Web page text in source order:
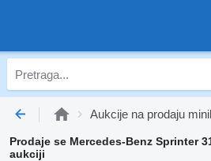
Aukcije na prodaju
Prodaje se Mercedes-Benz Sprinter
aukciji